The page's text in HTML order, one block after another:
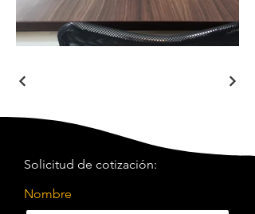
Solicitud de cotización:
Nombre